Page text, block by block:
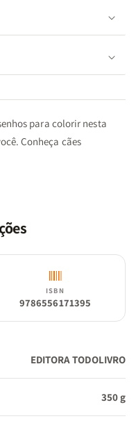
para colorir nesta
Conheça cães
ISBN
9786556171395
EDITORA TODOLIVRO
350 g